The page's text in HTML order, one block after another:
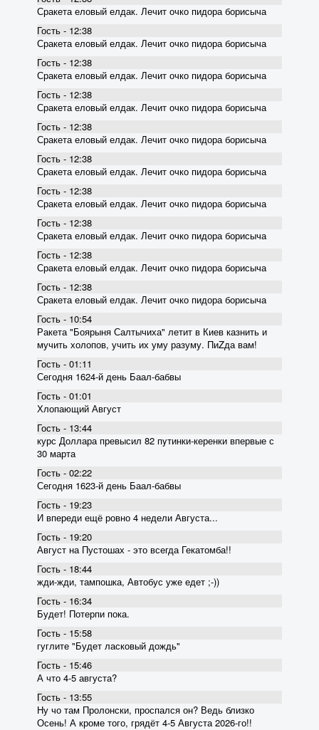
Сракета еловый елдак. Лечит очко пидора борисыча
Гость - 12:38
Сракета еловый елдак. Лечит очко пидора борисыча
Гость - 12:38
Сракета еловый елдак. Лечит очко пидора борисыча
Гость - 12:38
Сракета еловый елдак. Лечит очко пидора борисыча
Гость - 12:38
Сракета еловый елдак. Лечит очко пидора борисыча
Гость - 12:38
Сракета еловый елдак. Лечит очко пидора борисыча
Гость - 12:38
Сракета еловый елдак. Лечит очко пидора борисыча
Гость - 12:38
Сракета еловый елдак. Лечит очко пидора борисыча
Гость - 12:38
Сракета еловый елдак. Лечит очко пидора борисыча
Гость - 12:38
Сракета еловый елдак. Лечит очко пидора борисыча
Гость - 10:54
Ракета "Боярыня Салтычиха" летит в Киев казнить и
мучить холопов, учить их уму разуму. ПиZда вам!
Гость - 01:11
Сегодня 1624-й день Баал-бабвы
Гость - 01:01
Хлопающий Август
Гость - 13:44
курс Доллара превысил 82 пyтинки-керенки впервые с
30 марта
Гость - 02:22
Сегодня 1623-й день Баал-бабвы
Гость - 19:23
И впереди ещё ровно 4 недели Августа...
Гость - 19:20
Август на Пустошах - это всегда Гекатомба!!
Гость - 18:44
жди-жди, тампошка, Автобус уже едет ;-))
Гость - 16:34
Будет! Потерпи пока.
Гость - 15:58
гуглите "Будет ласковый дождь"
Гость - 15:46
А что 4-5 августа?
Гость - 13:55
Ну чо там Пролонски, проспался он? Ведь близко
Осень! А кроме того, грядёт 4-5 Августа 2026-го!!